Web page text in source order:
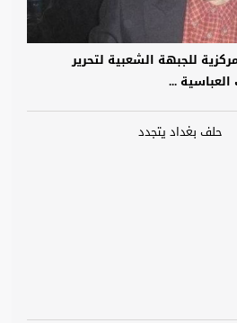
للجبهة الشعبية لتحرير
...
حلف بغداد يتجدد